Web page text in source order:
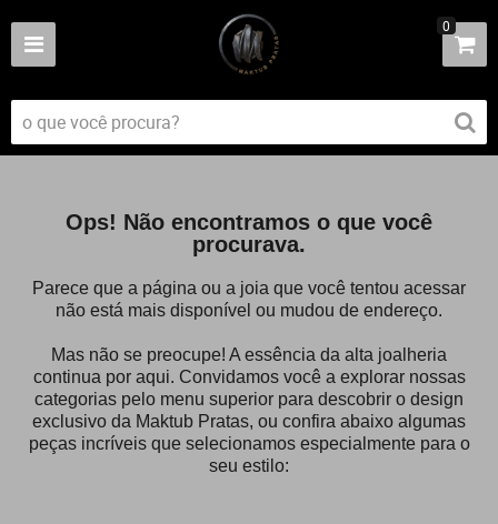
0
Ops! Não encontramos o que você
procurava.
Parece que a página ou a joia que você tentou acessar
não está mais disponível ou mudou de endereço.
Mas não se preocupe! A essência da alta joalheria
continua por aqui. Convidamos você a explorar nossas
categorias pelo menu superior para descobrir o design
exclusivo da Maktub Pratas, ou confira abaixo algumas
peças incríveis que selecionamos especialmente para o
seu estilo: